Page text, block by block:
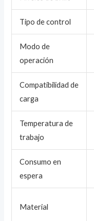
Tipo de control
Modo de
operación
Compatibilidad de
carga
Temperatura de
trabajo
Consumo en
espera
Material